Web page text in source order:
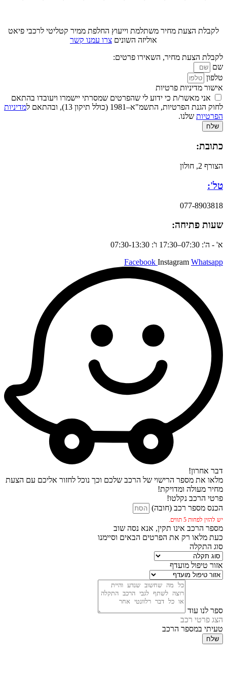
לקבלת הצעת מחיר משתלמת וייעוץ החלפת ממיר קטליטי לרכבי פיאט
אוליזה השונים צרו עמנו קשר
לקבלת הצעת מחיר, השאירו פרטים:
שם
טלפון
אישור מדיניות פרטיות
אני מאשר/ת כי ידוע לי שהפרטים שמסרתי יישמרו ויעובדו בהתאם
לחוק הגנת הפרטיות, התשמ"א–1981 (כולל תיקון 13), ובהתאם ל
מדיניות
הפרטיות שלנו.
שלח
כתובת:
הצורף 2, חולון
טל':
077-8903818
שעות פתיחה:
א' - ה': 07:30–17:30 ו': 07:30-13:30
Facebook Instagram Whatsapp
דבר אחרון!
מלאו את מספר הרישוי של הרכב שלכם וכך נוכל לחזור אליכם עם הצעת
מחיר מעולה ומדויקת!
פרטי הרכב נקלטו!
הכנס מספר רכב (חובה)
יש להזין לפחות 5 תווים.
מספר הרכב אינו תקין, אנא נסה שוב
כעת מלאו רק את הפרטים הבאים וסיימנו
סוג התקלה
אזור טיפול מועדף
ספר לנו עוד
הצג פרטי רכב
טעיתי במספר הרכב
שלח